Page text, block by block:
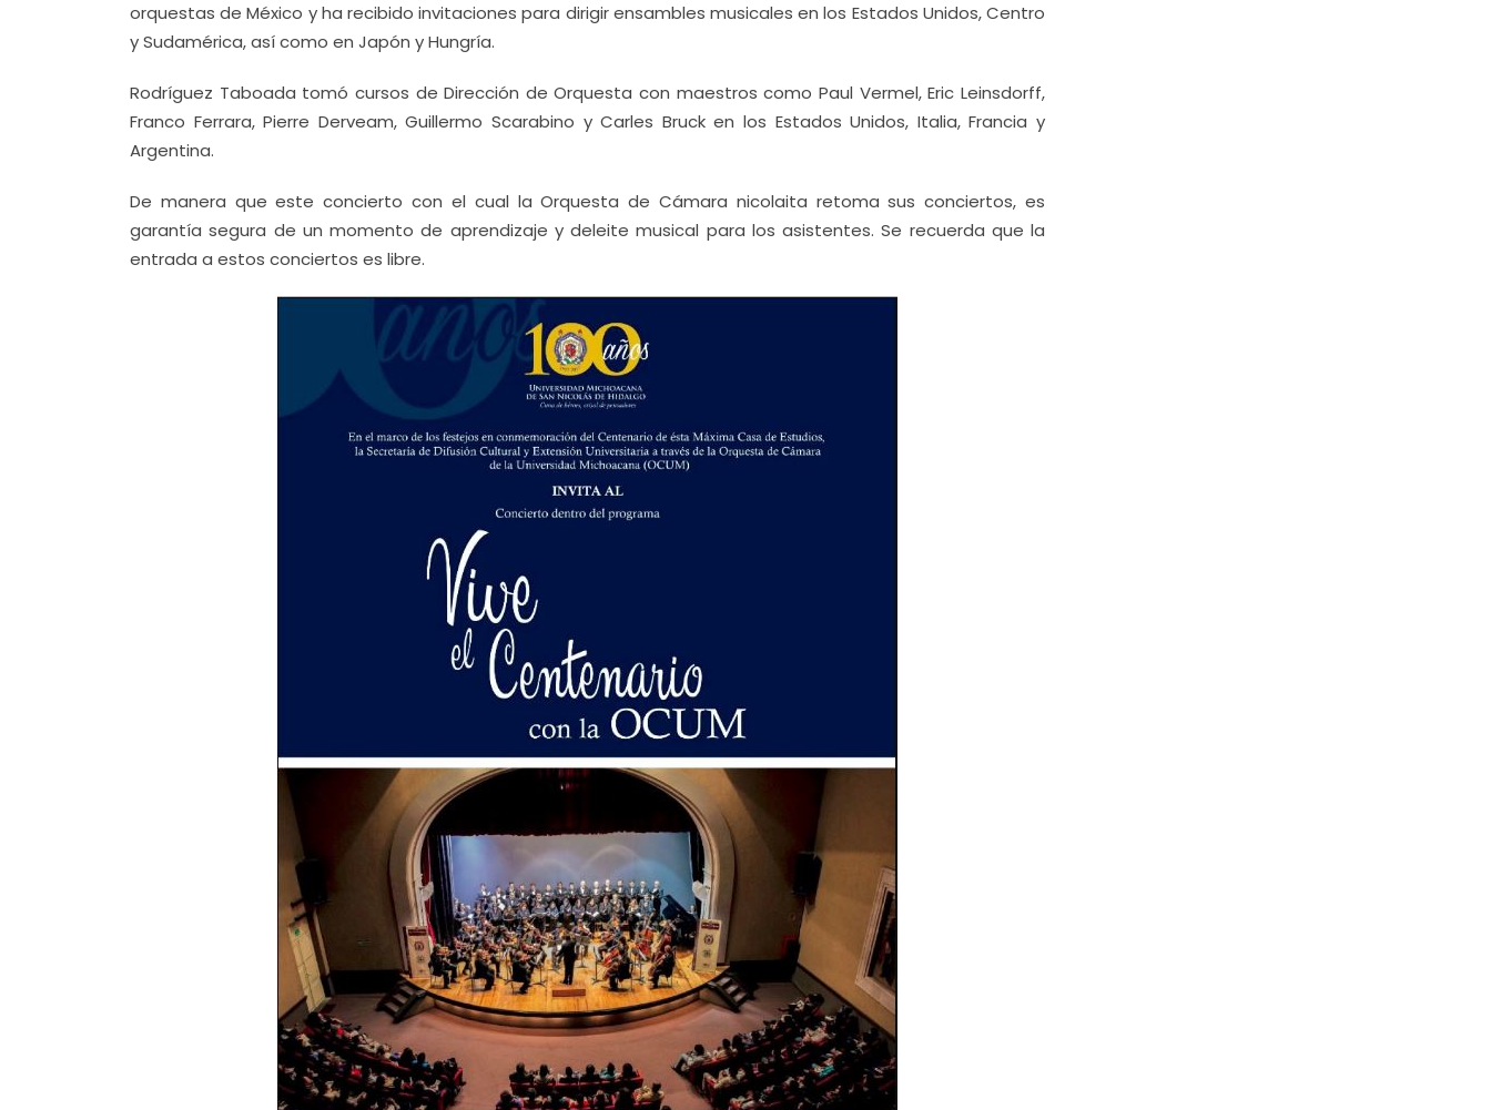
orquestas de México y ha recibido invitaciones para dirigir ensambles musicales en los Estados Unidos, Centro
y Sudamérica, así como en Japón y Hungría.
Rodríguez Taboada tomó cursos de Dirección de Orquesta con maestros como Paul Vermel, Eric Leinsdorff,
Franco Ferrara, Pierre Derveam, Guillermo Scarabino y Carles Bruck en los Estados Unidos, Italia, Francia y
Argentina.
De manera que este concierto con el cual la Orquesta de Cámara nicolaita retoma sus conciertos, es
garantía segura de un momento de aprendizaje y deleite musical para los asistentes. Se recuerda que la
entrada a estos conciertos es libre.